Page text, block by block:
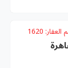
العقار: 1620